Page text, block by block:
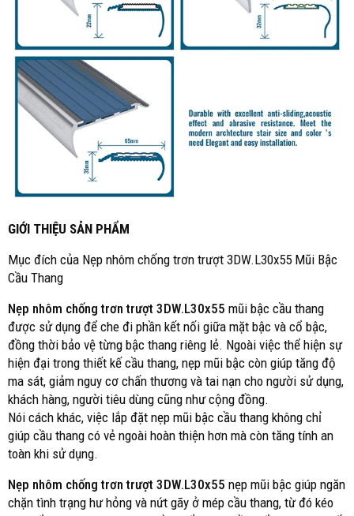
GIỚI THIỆU SẢN PHẨM
Mục đích của Nẹp nhôm chống trơn trượt 3DW.L30x55 Mũi Bậc
Cầu Thang
Nẹp nhôm chống trơn trượt 3DW.L30x55 mũi bậc cầu thang
được sử dụng để che đi phần kết nối giữa mặt bậc và cổ bậc,
đồng thời bảo vệ từng bậc thang riêng lẻ. Ngoài việc thể hiện sự
hiện đại trong thiết kế cầu thang, nẹp mũi bậc còn giúp tăng độ
ma sát, giảm nguy cơ chấn thương và tai nạn cho người sử dụng,
khách hàng, người tiêu dùng cũng như cộng đồng.
Nói cách khác, việc lắp đặt nẹp mũi bậc cầu thang không chỉ
giúp cầu thang có vẻ ngoài hoàn thiện hơn mà còn tăng tính an
toàn khi sử dụng.
Nẹp nhôm chống trơn trượt 3DW.L30x55 nẹp mũi bậc giúp ngăn
chặn tình trạng hư hỏng và nứt gãy ở mép cầu thang, từ đó kéo